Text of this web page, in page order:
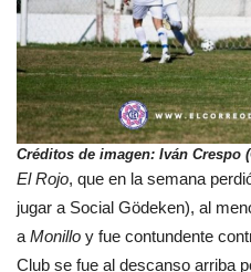
Créditos de imagen: Iván Crespo
El Rojo, que en la semana
jugar a Social Gödeken), al
aMonillo y fue contundente
Club se fue al descanso arriba